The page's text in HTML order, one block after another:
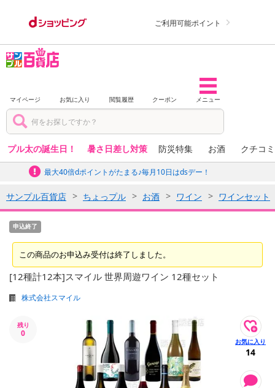
ご利用可能ポイント
マイページ お気に入り 閲覧履歴 クーポン メニュー
プル太の誕生日！ 暑さ日差し対策 防災特集 お酒 クチコ
最大40倍dポイントがたまる♪毎月10日はdsデー！
サンプル百貨店 ちょっプル お酒 ワイン ワインセット
申込終了
この商品のお申込み受付は終了しました。
[12種計12本]スマイル 世界周遊ワイン 12種セット
株式会社スマイル
残り
0
14